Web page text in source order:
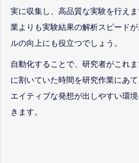
実に収集し、高品質な実験を行え
業よりも実験結果の解析スピード
ルの向上にも役立つでしょう。
自動化することで、研究者がこれ
に割いていた時間を研究作業にあ
エイティブな発想が出しやすい環
きます。